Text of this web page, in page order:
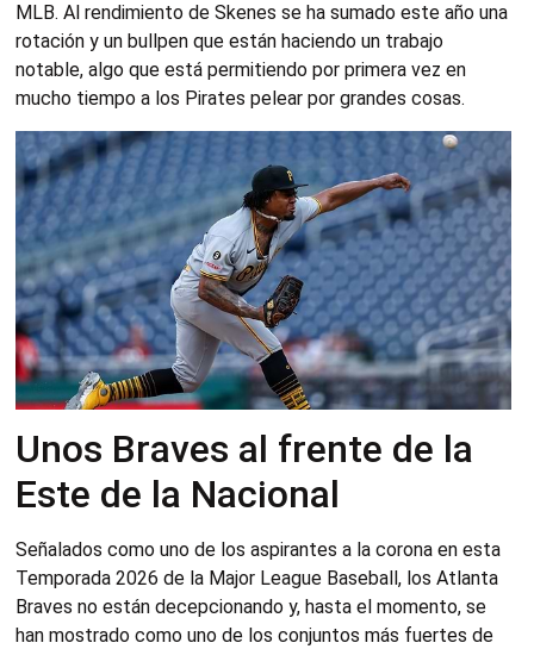
MLB. Al rendimiento de Skenes se ha sumado este año una
rotación y un bullpen que están haciendo un trabajo
notable, algo que está permitiendo por primera vez en
mucho tiempo a los Pirates pelear por grandes cosas.
Unos Braves al frente de la
Este de la Nacional
Señalados como uno de los aspirantes a la corona en esta
Temporada 2026 de la Major League Baseball, los Atlanta
Braves no están decepcionando y, hasta el momento, se
han mostrado como uno de los conjuntos más fuertes de